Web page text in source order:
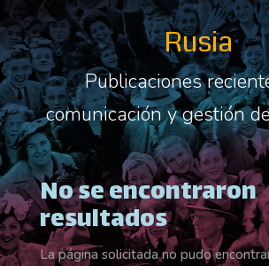
Rusia
Publicaciones
comunicación y gestión
No se encontraron
resultados
La página solicitada no pudo